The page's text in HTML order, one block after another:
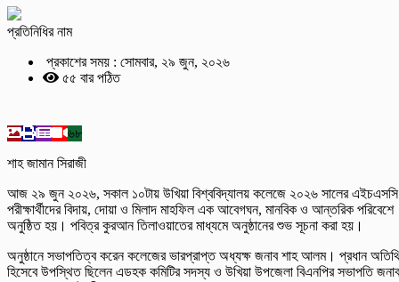
প্রতিনিধির নাম
প্রকাশের সময় : সোমবার, ২৯ জুন, ২০২৬
৫৫ বার পঠিত
৬৮
শাহ জামান সিরাজী
আজ ২৯ জুন ২০২৬, সকাল ১০টায় উখিয়া বিশ্ববিদ্যালয় কলেজে ২০২৬ সালের এইচএসসি
পরীক্ষার্থীদের বিদায়, দোয়া ও মিলাদ মাহফিল এক আবেগঘন, মানবিক ও আন্তরিক পরিবেশে
অনুষ্ঠিত হয়। পবিত্র কুরআন তিলাওয়াতের মাধ্যমে অনুষ্ঠানের শুভ সূচনা করা হয়।
অনুষ্ঠানে সভাপতিত্ব করেন কলেজের ভারপ্রাপ্ত অধ্যক্ষ জনাব শাহ আলম। প্রধান
হিসেবে উপস্থিত ছিলেন এডহক কমিটির সদস্য ও উখিয়া উপজেলা বিএনপির সভাপতি জনাব